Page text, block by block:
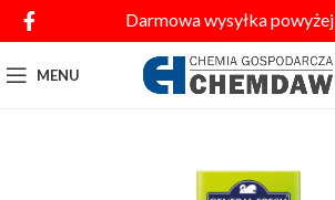
Darmowa wysyłka powyżej
MENU